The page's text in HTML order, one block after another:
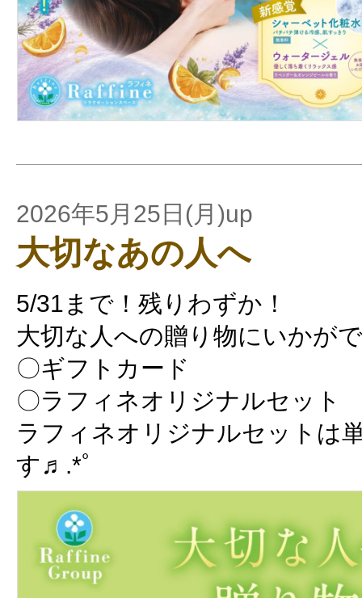
2026年5月25日(月)up
大切なあの人へ
5/31まで！残りわずか！
大切な人への贈り物にいかが
〇ギフトカード
〇ラフィネオリジナルセット
ラフィネオリジナルセットは
す♬.*ﾟ